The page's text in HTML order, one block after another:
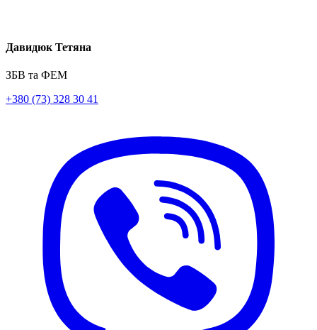
Давидюк Тетяна
ЗБВ та ФЕМ
+380 (73) 328 30 41